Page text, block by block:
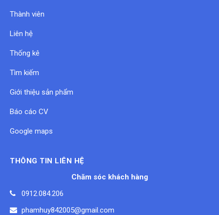
Thành viên
Liên hệ
Thống kê
Tìm kiếm
Giới thiệu sản phẩm
Báo cáo CV
Google maps
THÔNG TIN LIÊN HỆ
Chăm sóc khách hàng
0912.084.206
phamhuy842005@gmail.com